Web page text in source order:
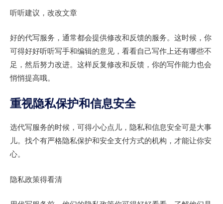
听听建议，改改文章
好的代写服务，通常都会提供修改和反馈的服务。这时候，你
可得好好听听写手和编辑的意见，看看自己写作上还有哪些不
足，然后努力改进。这样反复修改和反馈，你的写作能力也会
悄悄提高哦。
重视隐私保护和信息安全
选代写服务的时候，可得小心点儿，隐私和信息安全可是大事
儿。找个有严格隐私保护和安全支付方式的机构，才能让你安
心。
隐私政策得看清